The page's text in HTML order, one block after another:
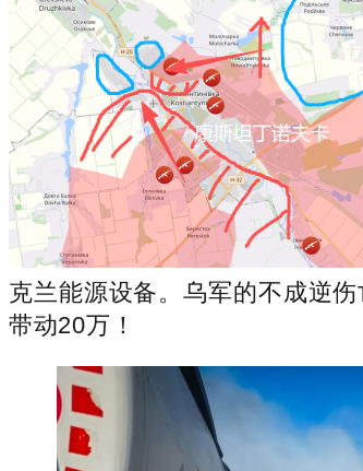
克兰能源设备。乌军的不成逆
带动20万！